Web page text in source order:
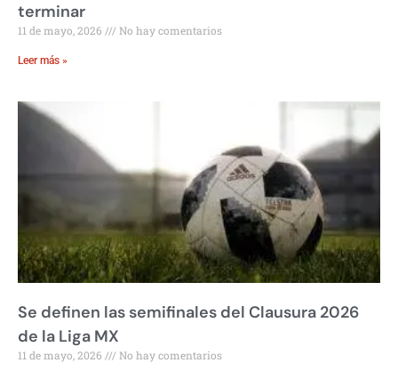
terminar
11 de mayo, 2026 No hay comentarios
Leer más »
Se definen las semifinales del Clausura 2026
de la Liga MX
11 de mayo, 2026 No hay comentarios